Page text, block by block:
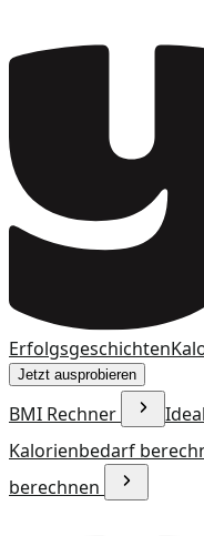
Erfolgsgeschichten
Jetzt ausprobieren
BMI Rechner
Kalorienbedarf
berechnen